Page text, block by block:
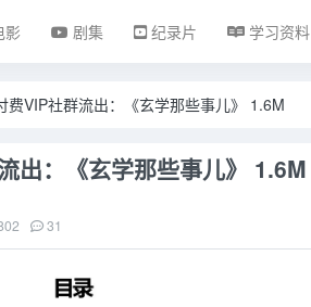
剧集 纪录片 学习资料
费VIP社群流出：《玄学那些事儿》 1.6M
出：《玄学那些事儿》 1.6M
31